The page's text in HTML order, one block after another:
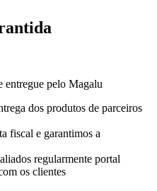
entregue pelo Magalu
dos produtos de parceiros
fiscal e garantimos a
regularmente portal
os clientes